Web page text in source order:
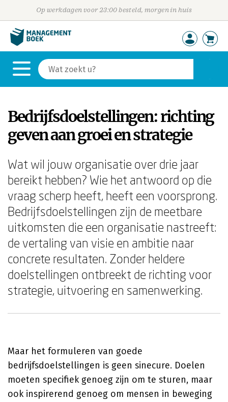
Op werkdagen voor 23:00 besteld, morgen in huis
Bedrijfsdoelstellingen: richting
geven aan groei en strategie
Wat wil jouw organisatie over drie jaar
bereikt hebben? Wie het antwoord op die
vraag scherp heeft, heeft een voorsprong.
Bedrijfsdoelstellingen zijn de meetbare
uitkomsten die een organisatie nastreeft:
de vertaling van visie en ambitie naar
concrete resultaten. Zonder heldere
doelstellingen ontbreekt de richting voor
strategie, uitvoering en samenwerking.
Maar het formuleren van goede
bedrijfsdoelstellingen is geen sinecure. Doelen
moeten specifiek genoeg zijn om te sturen, maar
ook inspirerend genoeg om mensen in beweging